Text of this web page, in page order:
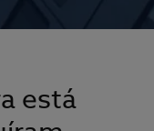
está